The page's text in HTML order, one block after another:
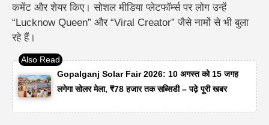
कमेंट और शेयर किए। सोशल मीडिया प्लेटफॉर्म्स पर लोग उन्हें
“Lucknow Queen” और “Viral Creator” जैसे नामों से भी बुला
रहे हैं।
Gopalganj Solar Fair 2026: 10 अगस्त को 15 जगह
लगेगा सोलर मेला, ₹78 हजार तक सब्सिडी – पढ़े पूरी खबर